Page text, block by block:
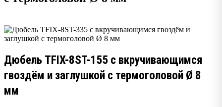
Дюбель TFIX-8ST-155 с вкручивающимся
гвоздём и заглушкой с термоголовой Ø 8
мм